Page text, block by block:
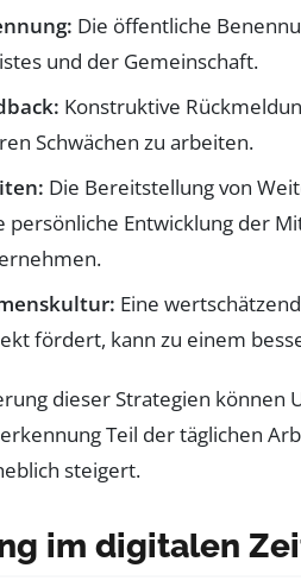
Die öffentliche
und der Gemeinschaft.
Konstruktive
Schwächen zu arbeiten.
Die Bereitstellung von
Entwicklung der
Eine
fördert, kann zu einem
dieser Strategien können
Teil der täglichen
steigert.
im digitalen